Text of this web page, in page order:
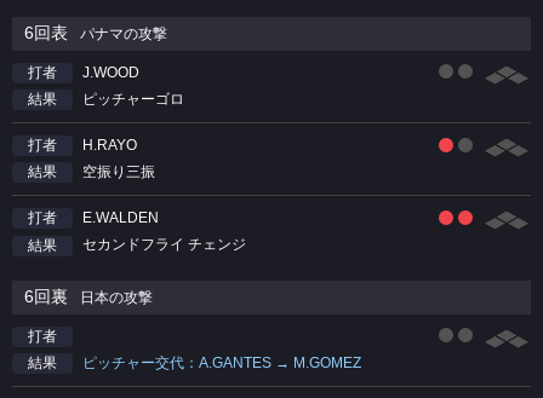
6回表 パナマの攻撃
打者
J.WOOD
結果
ピッチャーゴロ
打者
H.RAYO
結果
空振り三振
打者
E.WALDEN
結果
セカンドフライ チェンジ
6回裏 日本の攻撃
打者
結果
ピッチャー交代：A.GANTES → M.GOMEZ